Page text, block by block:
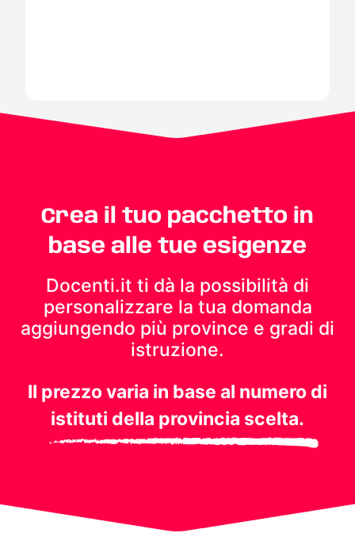
Crea il tuo pacchetto in
base alle tue esigenze
Docenti.it ti dà la possibilità di
personalizzare la tua domanda
aggiungendo più province e gradi di
istruzione.
Il prezzo varia in base al numero di
istituti della provincia scelta.